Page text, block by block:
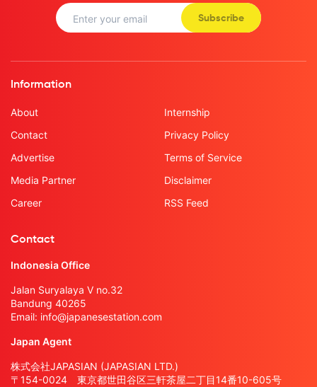
Subscribe
Information
About
Contact
Advertise
Media Partner
Career
Internship
Privacy Policy
Terms of Service
Disclaimer
RSS Feed
Contact
Indonesia Office
Jalan Suryalaya V no.32
Bandung 40265
Email: info@japanesestation.com
Japan Agent
株式会社JAPASIAN (JAPASIAN LTD.)
〒154-0024 東京都世田谷区三軒茶屋二丁目14番10-605号